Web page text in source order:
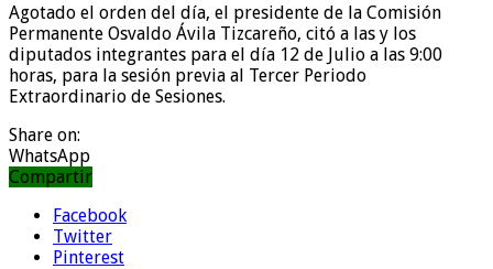
Agotado el orden del día, el presidente de la Comisión
Permanente Osvaldo Ávila Tizcareño, citó a las y los
diputados integrantes para el día 12 de Julio a las 9:00
horas, para la sesión previa al Tercer Periodo
Extraordinario de Sesiones.
Share on:
WhatsApp
Compartir
Facebook
Twitter
Pinterest